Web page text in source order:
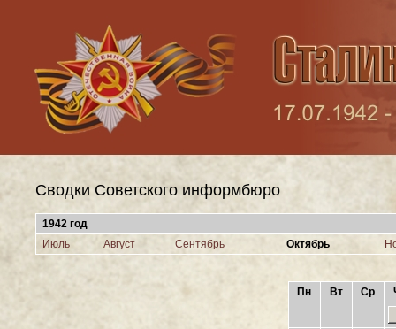
Сводки Cоветского информбюро
1942 год
Июль
Август Сентябрь Октябрь
Пн Вт Ср